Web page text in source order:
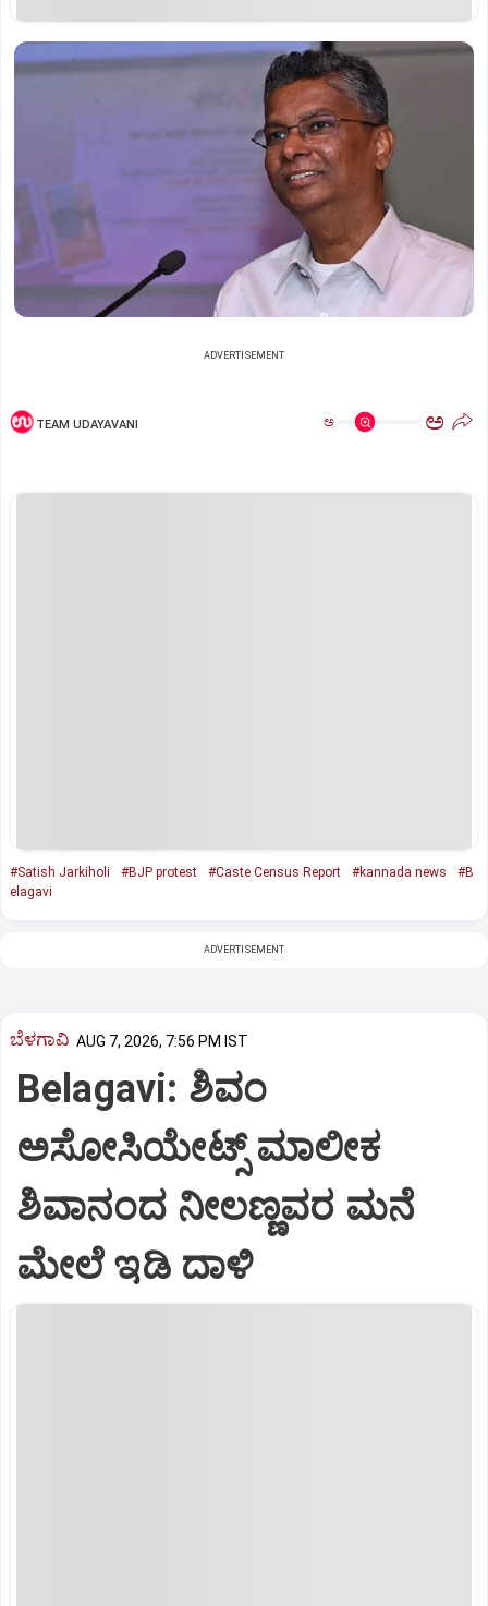
ADVERTISEMENT
TEAM UDAYAVANI ಅ ಅ
#Satish Jarkiholi #BJP protest #Caste Census Report #kannada news
#B
elagavi
ADVERTISEMENT
ಬೆಳಗಾವಿ AUG 7, 2026, 7:56 PM IST
Belagavi: ಶಿವಂ
ಅಸೋಸಿಯೇಟ್ಸ್ ಮಾಲೀಕ
ಶಿವಾನಂದ ನೀಲಣ್ಣವರ ಮನೆ
ಮೇಲೆ ಇಡಿ‌ ದಾಳಿ